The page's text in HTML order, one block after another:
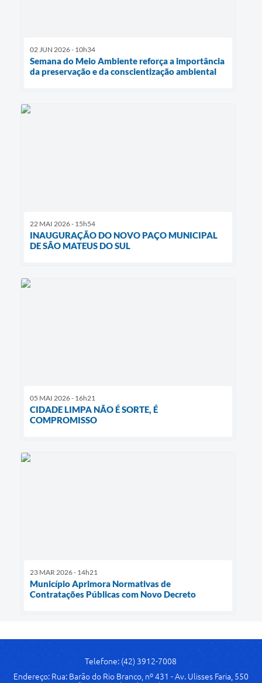
02 JUN 2026 - 10h34
Semana do Meio Ambiente reforça a importância
da preservação e da conscientização ambiental
22 MAI 2026 - 15h54
INAUGURAÇÃO DO NOVO PAÇO MUNICIPAL
DE SÃO MATEUS DO SUL
05 MAI 2026 - 16h21
CIDADE LIMPA NÃO É SORTE, É
COMPROMISSO
23 MAR 2026 - 14h21
Município Aprimora Normativas de
Contratações Públicas com Novo Decreto
Telefone: (42) 3912-7008
Endereço: Rua: Barão do Rio Branco, nº 431 - Av. Ulisses Faria, 550